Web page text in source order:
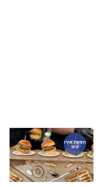
הפקת אירו
עים